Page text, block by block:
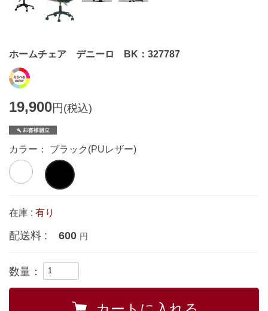
ホームチェア デニーロ BK：327787
19,900円(税込)
カラー： ブラック(PUレザー)
在庫 : 有り
配送料 : 600 円
数量：